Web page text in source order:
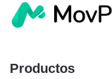
Productos